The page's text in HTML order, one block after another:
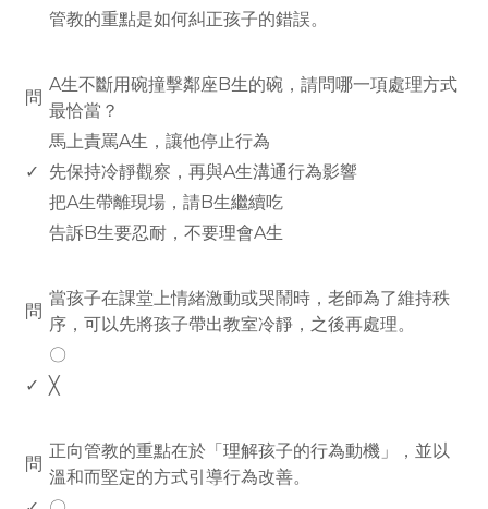
管教的重點是如何糾正孩子的錯誤。
問
A生不斷用碗撞擊鄰座B生的碗，請問哪一項處理方式
最恰當？
馬上責罵A生，讓他停止行為
✓
先保持冷靜觀察，再與A生溝通行為影響
把A生帶離現場，請B生繼續吃
告訴B生要忍耐，不要理會A生
問
當孩子在課堂上情緒激動或哭鬧時，老師為了維持秩
序，可以先將孩子帶出教室冷靜，之後再處理。
〇
✓ ╳
問
正向管教的重點在於「理解孩子的行為動機」，並以
溫和而堅定的方式引導行為改善。